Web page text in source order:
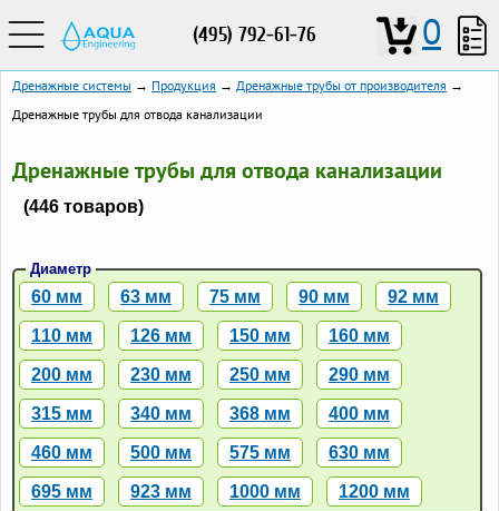
(495) 792-61-76 0
Дренажные системы → Продукция → Дренажные трубы от производителя →
Дренажные трубы для отвода канализации
Дренажные трубы для отвода канализации
(446 товаров)
Диаметр
60 мм 63 мм 75 мм 90 мм 92 мм
110 мм 126 мм 150 мм 160 мм
200 мм 230 мм 250 мм 290 мм
315 мм 340 мм 368 мм 400 мм
460 мм 500 мм 575 мм 630 мм
695 мм 923 мм 1000 мм 1200 мм